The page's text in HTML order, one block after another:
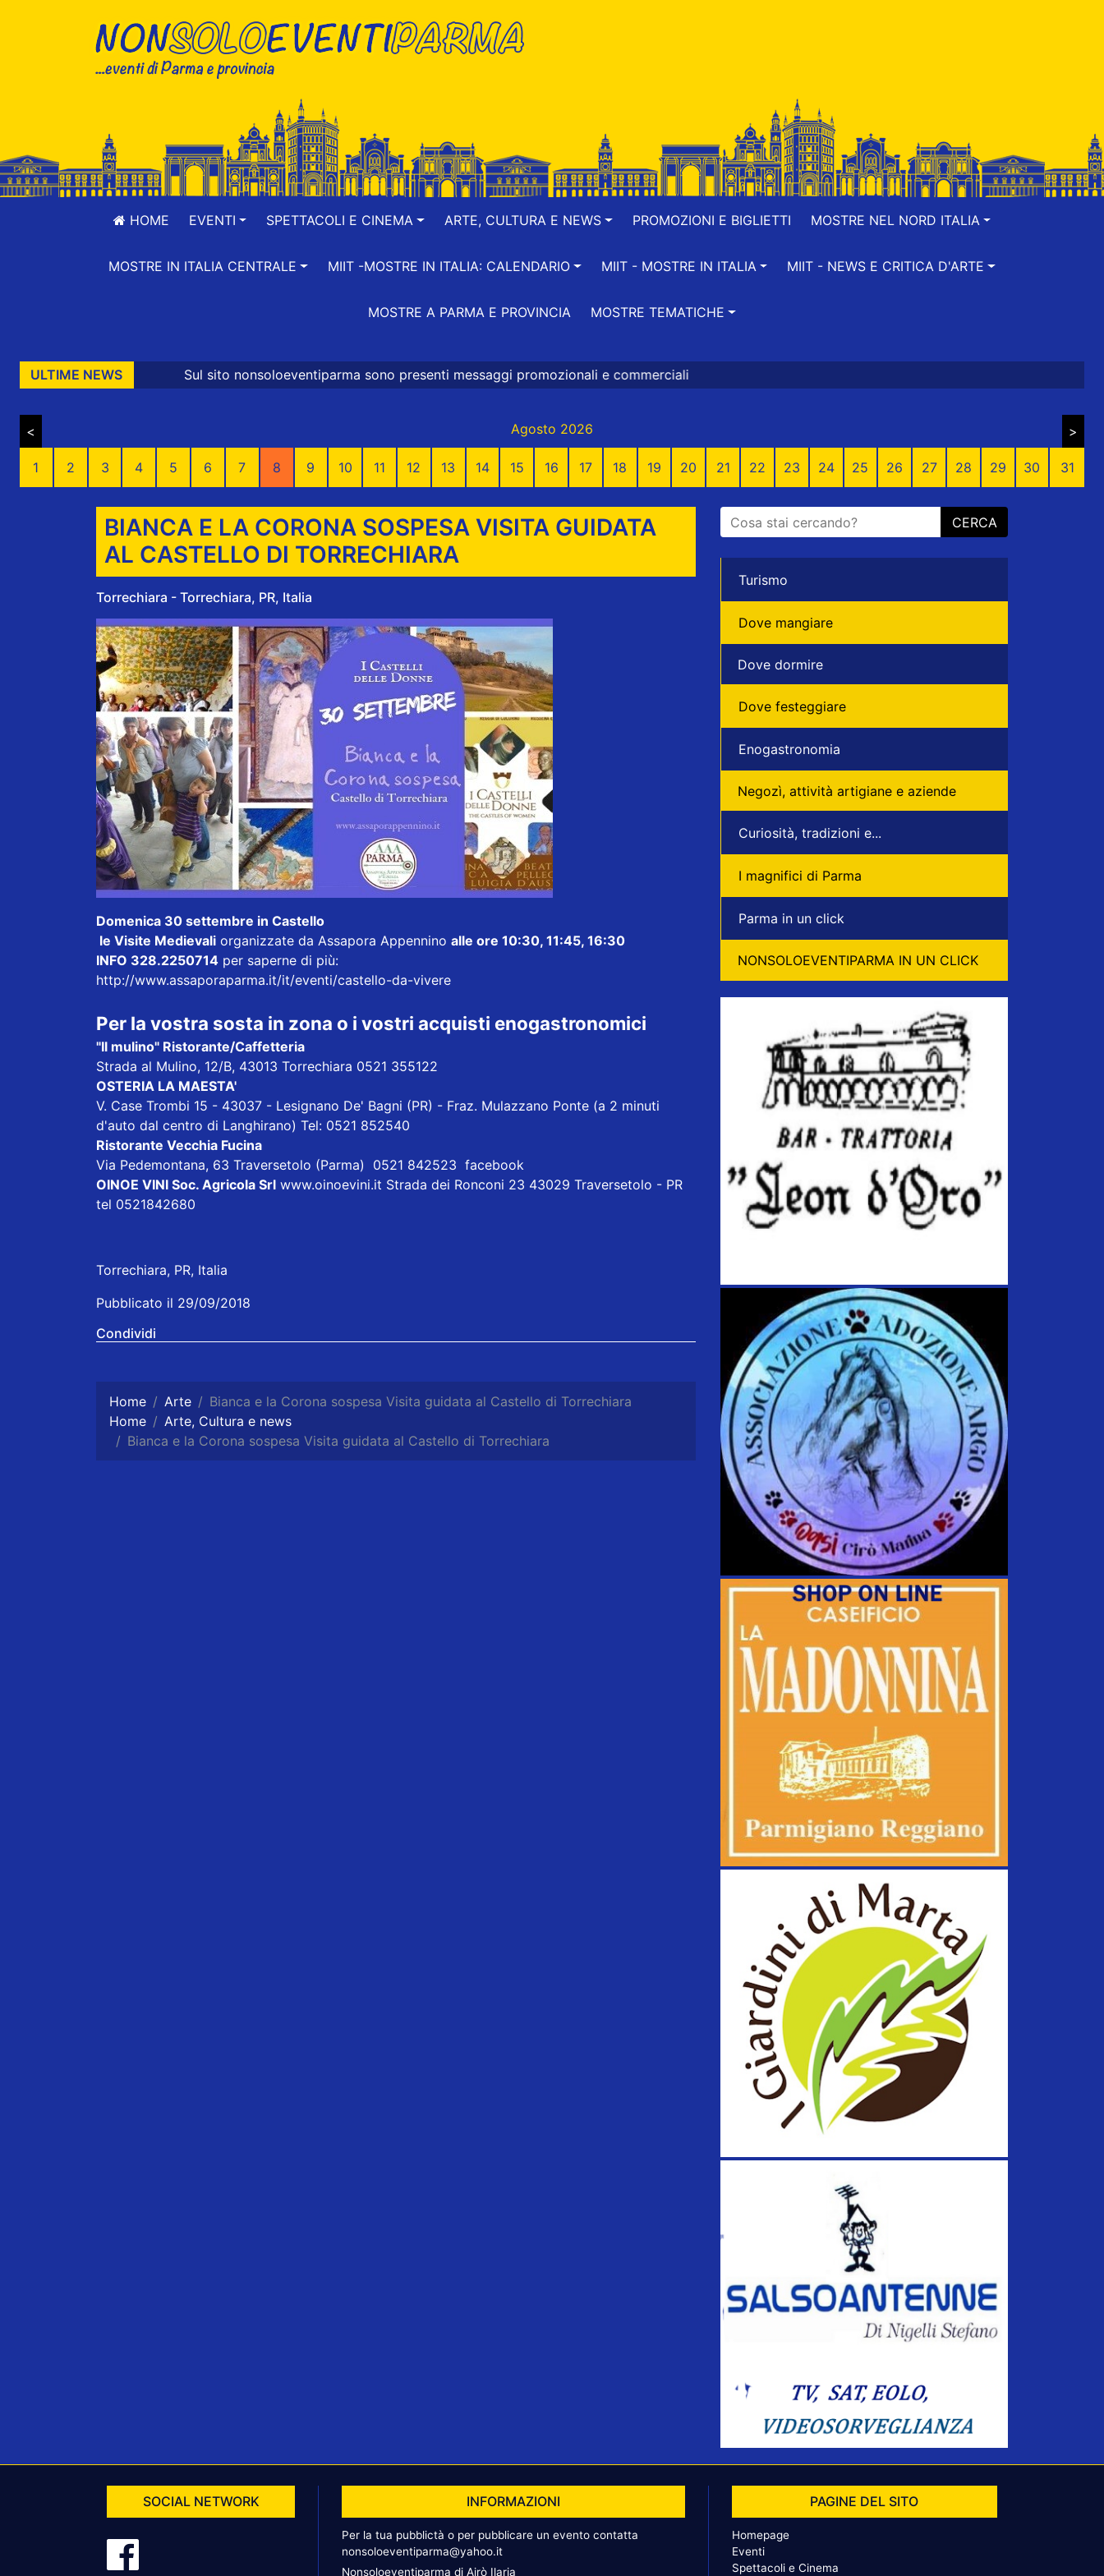
HOME EVENTI SPETTACOLI E CINEMA ARTE, CULTURA E NEWS PROMOZIONI E BIGLIETTI MOSTRE NEL NORD ITALIA
MOSTRE IN ITALIA CENTRALE MIIT -MOSTRE IN ITALIA: CALENDARIO MIIT - MOSTRE IN ITALIA MIIT - NEWS E CRITICA D'ARTE
MOSTRE A PARMA E PROVINCIA MOSTRE TEMATICHE
ULTIME NEWSSul sito nonsoloeventiparma sono presenti messaggi promozionali e commerciali
< Agosto 2026 >
1 2 3 4 5 6 7 8 9 10 11 12 13 14 15 16 17 18 19 20 21 22 23 24 25 26 27 28 29 30 31
BIANCA E LA CORONA SOSPESA VISITA GUIDATA
AL CASTELLO DI TORRECHIARA
Torrechiara - Torrechiara, PR, Italia
Domenica 30 settembre in Castello
le Visite Medievali organizzate da Assapora Appennino alle ore 10:30, 11:45, 16:30
INFO 328.2250714 per saperne di più:
http://www.assaporaparma.it/it/eventi/castello-da-vivere
Per la vostra sosta in zona o i vostri acquisti enogastronomici
"Il mulino" Ristorante/Caffetteria
Strada al Mulino, 12/B, 43013 Torrechiara 0521 355122
OSTERIA LA MAESTA'
V. Case Trombi 15 - 43037 - Lesignano De' Bagni (PR) - Fraz. Mulazzano Ponte (a 2 minuti
d'auto dal centro di Langhirano) Tel: 0521 852540
Ristorante Vecchia Fucina
Via Pedemontana, 63 Traversetolo (Parma) 0521 842523 facebook
OINOE VINI Soc. Agricola Srl www.oinoevini.it Strada dei Ronconi 23 43029 Traversetolo - PR
tel 0521842680
Torrechiara, PR, Italia
Pubblicato il 29/09/2018
Condividi
Home Arte
Bianca e la Corona sospesa Visita guidata al Castello di Torrechiara
Home
Arte, Cultura e news
Bianca e la Corona sospesa Visita guidata al Castello di Torrechiara
CERCA
Turismo
Dove mangiare
Dove dormire
Dove festeggiare
Enogastronomia
Negozì, attività artigiane e aziende
Curiosità, tradizioni e...
I magnifici di Parma
Parma in un click
NONSOLOEVENTIPARMA IN UN CLICK
SOCIAL NETWORK INFORMAZIONI
Per la tua pubblictà o per pubblicare un evento contatta
nonsoloeventiparma@yahoo.it
Nonsoloeventiparma di Airò Ilaria
PAGINE DEL SITO
Homepage
Eventi
Spettacoli e Cinema